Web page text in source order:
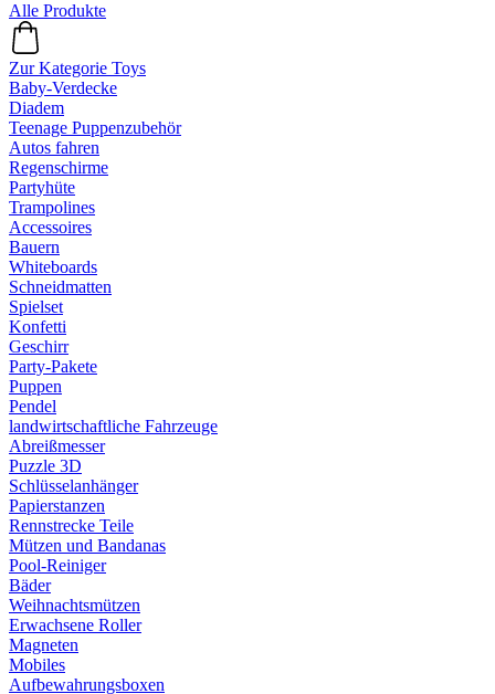
Alle Produkte
Zur Kategorie Toys
Baby-Verdecke
Diadem
Teenage Puppenzubehör
Autos fahren
Regenschirme
Partyhüte
Trampolines
Accessoires
Bauern
Whiteboards
Schneidmatten
Spielset
Konfetti
Geschirr
Party-Pakete
Puppen
Pendel
landwirtschaftliche Fahrzeuge
Abreißmesser
Puzzle 3D
Schlüsselanhänger
Papierstanzen
Rennstrecke Teile
Mützen und Bandanas
Pool-Reiniger
Bäder
Weihnachtsmützen
Erwachsene Roller
Magneten
Mobiles
Aufbewahrungsboxen